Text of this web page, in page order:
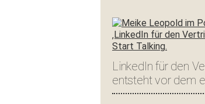
LinkedIn für den
entsteht vor dem